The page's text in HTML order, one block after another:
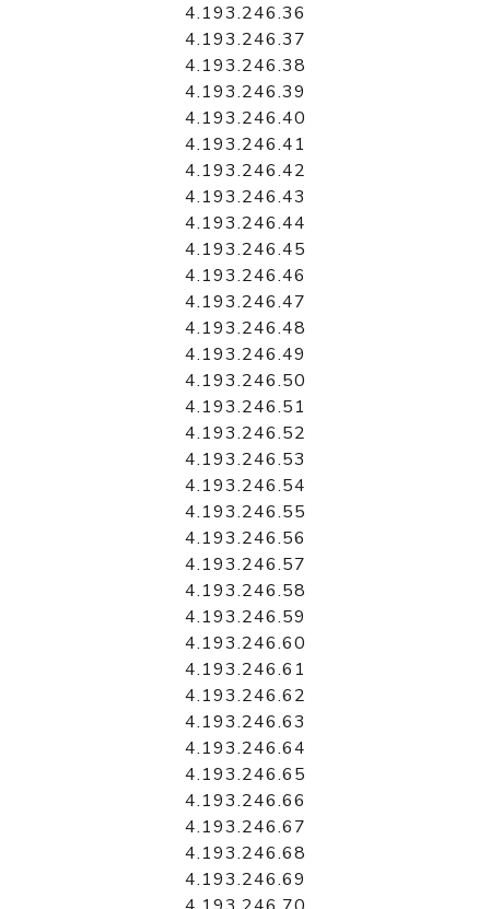
4.193.246.36
4.193.246.37
4.193.246.38
4.193.246.39
4.193.246.40
4.193.246.41
4.193.246.42
4.193.246.43
4.193.246.44
4.193.246.45
4.193.246.46
4.193.246.47
4.193.246.48
4.193.246.49
4.193.246.50
4.193.246.51
4.193.246.52
4.193.246.53
4.193.246.54
4.193.246.55
4.193.246.56
4.193.246.57
4.193.246.58
4.193.246.59
4.193.246.60
4.193.246.61
4.193.246.62
4.193.246.63
4.193.246.64
4.193.246.65
4.193.246.66
4.193.246.67
4.193.246.68
4.193.246.69